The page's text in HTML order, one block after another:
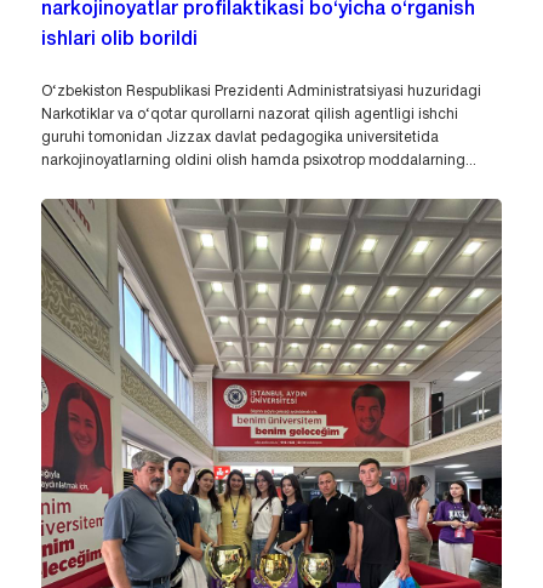
narkojinoyatlar profilaktikasi bo‘yicha o‘rganish
ishlari olib borildi
O‘zbekiston Respublikasi Prezidenti Administratsiyasi huzuridagi
Narkotiklar va o‘qotar qurollarni nazorat qilish agentligi ishchi
guruhi tomonidan Jizzax davlat pedagogika universitetida
narkojinoyatlarning oldini olish hamda psixotrop moddalarning...